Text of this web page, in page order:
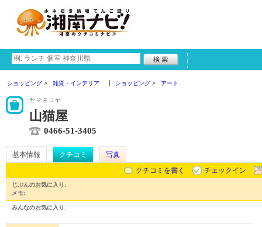
ショッピング 雑貨・インテリア ショッピング アート
ヤマネコヤ
山猫屋
0466-51-3405
基本情報 クチコミ
写真
クチコミを書く
チェックイン
じぶんのお気に入り:
メモ:
みんなのお気に入り: